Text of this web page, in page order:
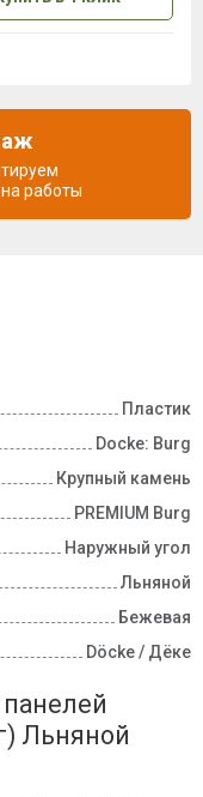
Пластик
Docke: Burg
Крупный камень
PREMIUM Burg
Наружный угол
Льняной
Бежевая
Döcke / Дёке
Льняной
работы